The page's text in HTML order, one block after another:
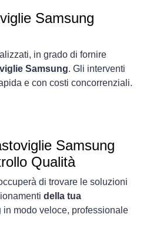
Samsung
in grado di fornire
Samsung. Gli interventi
e con costi concorrenziali.
Samsung
Qualità
di trovare le soluzioni
della tua
in modo veloce, professionale